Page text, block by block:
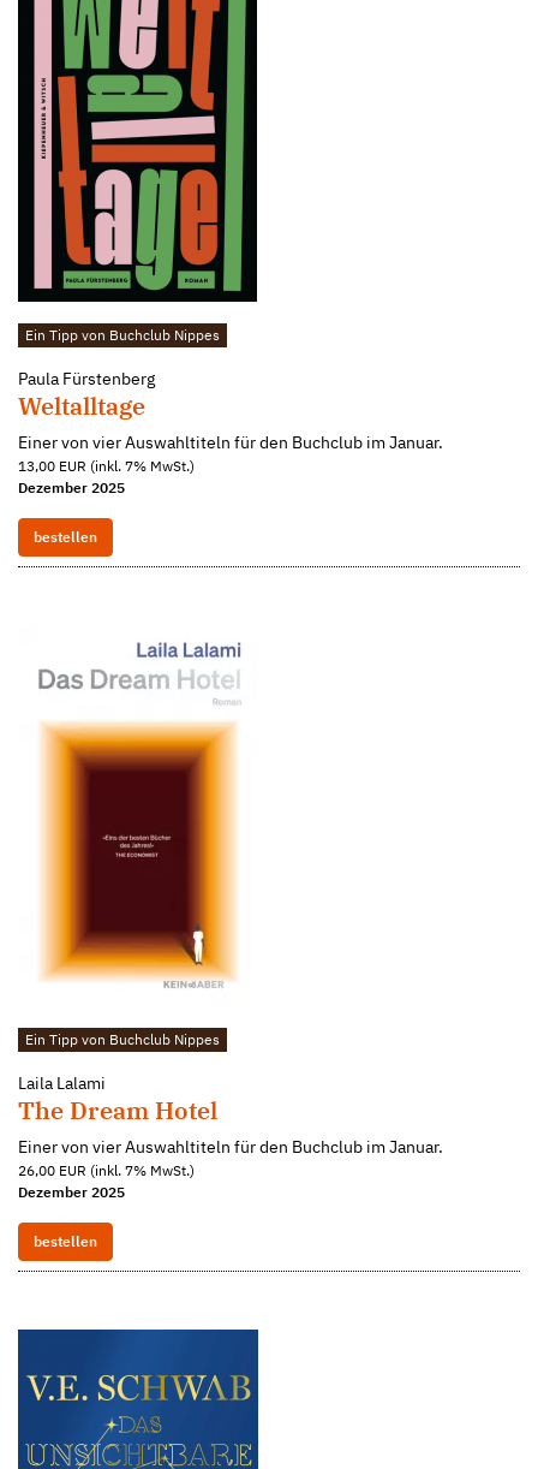
Ein Tipp von Buchclub Nippes
Paula Fürstenberg
Weltalltage
Einer von vier Auswahltiteln für den Buchclub im Januar.
13,00 EUR (inkl. 7% MwSt.)
Dezember 2025
bestellen
Ein Tipp von Buchclub Nippes
Laila Lalami
The Dream Hotel
Einer von vier Auswahltiteln für den Buchclub im Januar.
26,00 EUR (inkl. 7% MwSt.)
Dezember 2025
bestellen